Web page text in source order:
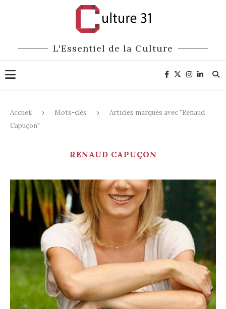
L'Essentiel de la Culture
Accueil Mots-clés
Articles marqués avec "Renaud
Capuçon"
RENAUD CAPUÇON